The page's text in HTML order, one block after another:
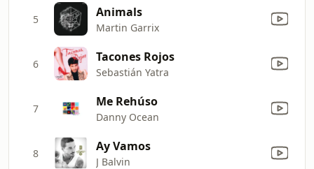
5 Animals
Martin Garrix
6 Tacones Rojos
Sebastián Yatra
7 Me Rehúso
Danny Ocean
8 Ay Vamos
J Balvin